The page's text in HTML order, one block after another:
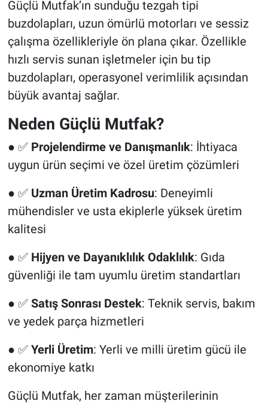
Güçlü Mutfak’ın sunduğu tezgah tipi
buzdolapları, uzun ömürlü motorları ve sessiz
çalışma özellikleriyle ön plana çıkar. Özellikle
hızlı servis sunan işletmeler için bu tip
buzdolapları, operasyonel verimlilik açısından
büyük avantaj sağlar.
Neden Güçlü Mutfak?
● ✅ Projelendirme ve Danışmanlık: İhtiyaca
uygun ürün seçimi ve özel üretim çözümleri
● ✅ Uzman Üretim Kadrosu: Deneyimli
mühendisler ve usta ekiplerle yüksek üretim
kalitesi
● ✅ Hijyen ve Dayanıklılık Odaklılık: Gıda
güvenliği ile tam uyumlu üretim standartları
● ✅ Satış Sonrası Destek: Teknik servis, bakım
ve yedek parça hizmetleri
● ✅ Yerli Üretim: Yerli ve milli üretim gücü ile
ekonomiye katkı
Güçlü Mutfak, her zaman müşterilerinin